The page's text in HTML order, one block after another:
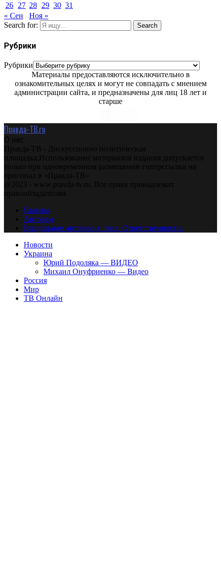
26 27 28 29 30 31
« Сен
Ноя »
Search for:
Search
Рубрики
Рубрики
Материалы предоставляются исключительно в
ознакомительных целях и могут не совпадать с мнением
администрации сайта, и предназначены для лиц 18 лет и
старше
Правда-ТВ.ru
О нас
Правда-ТВ - Дискуссионно политическая
площадка.Использование материалов издания допускается
только при одновременном размещении гиперссылки на
оригинал в «Правда-ТВ»
@2023 - www.pravda-tv.ru. Все права принадлежат
правообладателям.
Главная
Авторам
Владельцам авторских прав. Ответственности.
Новости
Украина
Юрий Подоляка — ВИДЕО
Михаил Онуфриенко — Видео
Россия
Мир
ТВ Онлайн